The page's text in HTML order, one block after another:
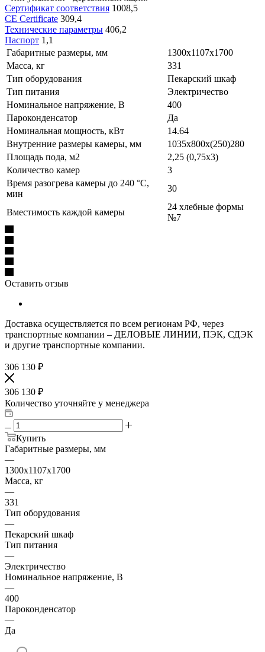
Сертификат соответствия 1008,5
CE Certificate 309,4
Технические параметры 406,2
Паспорт 1,1
Габаритные размеры, мм
1300x1107x1700
Масса, кг
331
Тип оборудования
Пекарский шкаф
Тип питания
Электричество
Номинальное напряжение, В
400
Пароконденсатор
Да
Номинальная мощность, кВт
14.64
Внутренние размеры камеры, мм
1035x800x(250)280
Площадь пода, м2
2,25 (0,75х3)
Количество камер
3
Время разогрева камеры до 240 °C,
мин
30
Вместимость каждой камеры
24 хлебные формы
№7
Оставить отзыв
Доставка осуществляется по всем регионам РФ, через
транспортные компании – ДЕЛОВЫЕ ЛИНИИ, ПЭК, СДЭК
и другие транспортные компании.
306 130 ₽
306 130 ₽
Количество уточняйте у менеджера
Купить
Габаритные размеры, мм
—
1300x1107x1700
Масса, кг
—
331
Тип оборудования
—
Пекарский шкаф
Тип питания
—
Электричество
Номинальное напряжение, В
—
400
Пароконденсатор
—
Да